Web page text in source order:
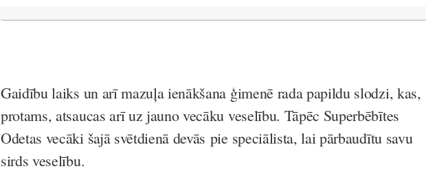
Gaidību laiks un arī mazuļa ienākšana ģimenē rada papildu slodzi, kas,
protams, atsaucas arī uz jauno vecāku veselību. Tāpēc Superbēbītes
Odetas vecāki šajā svētdienā devās pie speciālista, lai pārbaudītu savu
sirds veselību.